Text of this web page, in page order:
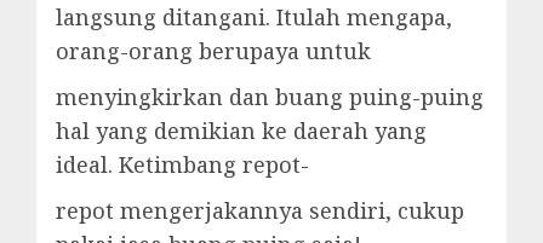
langsung ditangani. Itulah mengapa,
orang-orang berupaya untuk
menyingkirkan dan buang puing-puing
hal yang demikian ke daerah yang
ideal. Ketimbang repot-
repot mengerjakannya sendiri, cukup